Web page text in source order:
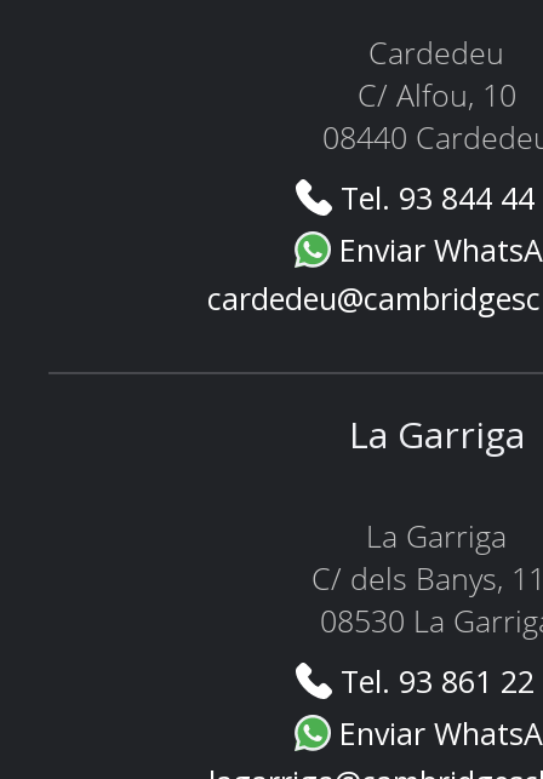
Cardedeu
C/ Alfou, 10
08440
Tel. 93 844
Enviar
La Garriga
La Garriga
C/ dels Banys,
08530 La
Tel. 93 861
Enviar